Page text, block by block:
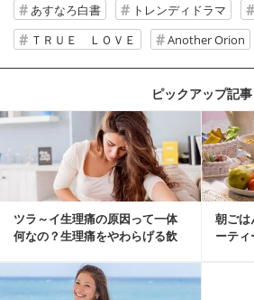
あすなろ白書
トレンディドラマ
ＴＲＵＥ ＬＯＶＥ
Another Orion
ピックアップ記事
ツラ～イ生理痛の原因って一体
何なの？生理痛をやわらげる飲
朝ごは
ーティ